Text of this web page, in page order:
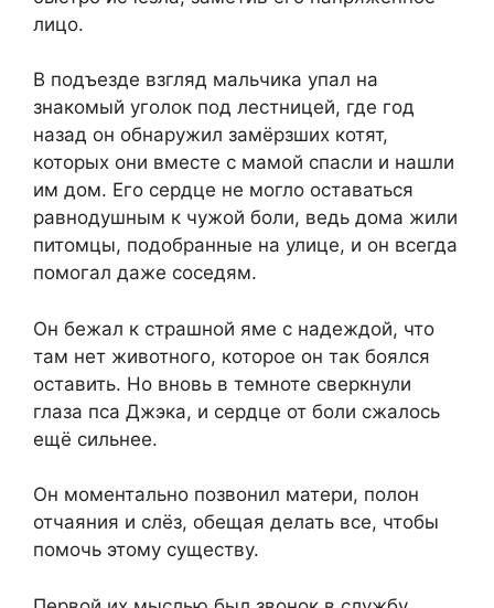
лицо.
В подъезде взгляд мальчика упал на
знакомый уголок под лестницей, где год
назад он обнаружил замёрзших котят,
которых они вместе с мамой спасли и нашли
им дом. Его сердце не могло оставаться
равнодушным к чужой боли, ведь дома жили
питомцы, подобранные на улице, и он всегда
помогал даже соседям.
Он бежал к страшной яме с надеждой, что
там нет животного, которое он так боялся
оставить. Но вновь в темноте сверкнули
глаза пса Джэка, и сердце от боли сжалось
ещё сильнее.
Он моментально позвонил матери, полон
отчаяния и слёз, обещая делать все, чтобы
помочь этому существу.